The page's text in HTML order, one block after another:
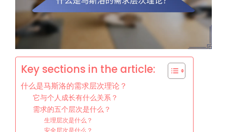
Key sections in the article:
什么是马斯洛的需求层次理论？
它与个人成长有什么关系？
需求的五个层次是什么？
生理层次是什么？
安全层次是什么？